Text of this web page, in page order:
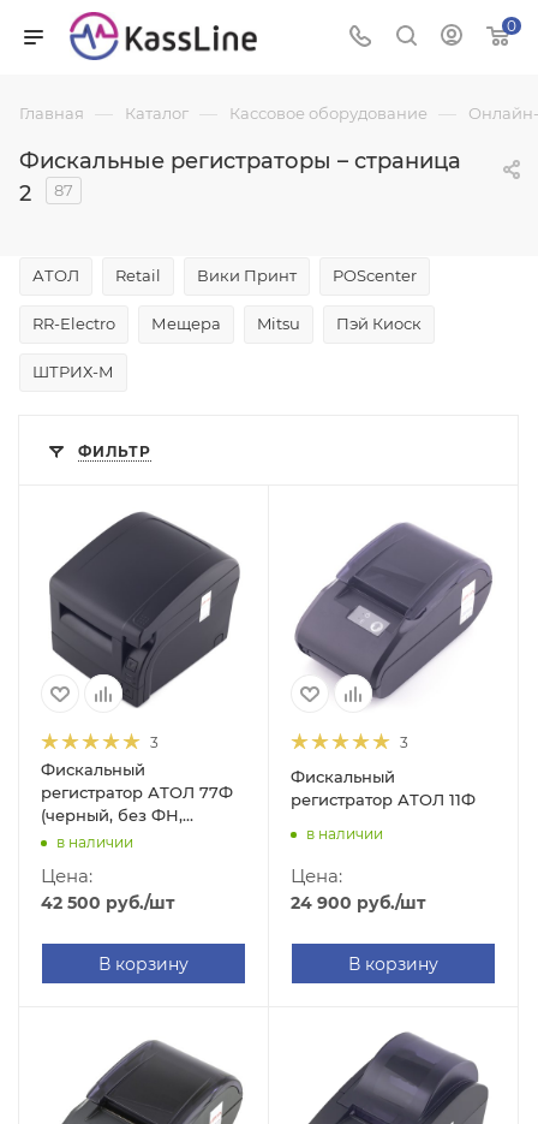
0
Главная — Каталог — Кассовое оборудование —
Фискальные регистраторы – страница
2
87
АТОЛ Retail Вики Принт POScenter
RR-Electro Мещера Mitsu Пэй Киоск
ШТРИХ-М
ФИЛЬТР
3
Фискальный
регистратор АТОЛ 77Ф
(черный, без ФН,
платформа 5.0, USB/RS-
в наличии
Цена:
42 500 руб./шт
В корзину
3
Фискальный
регистратор АТОЛ 11Ф
в наличии
Цена:
24 900 руб./шт
В корзину